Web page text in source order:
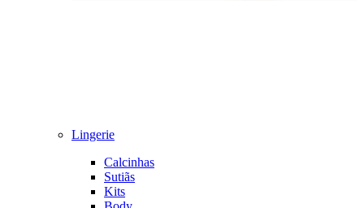
Lingerie
Calcinhas
Sutiãs
Kits